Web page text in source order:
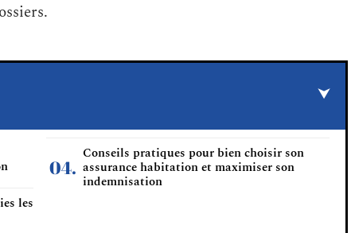
les
Conseils pratiques pour bien choisir son
assurance habitation et maximiser son
indemnisation